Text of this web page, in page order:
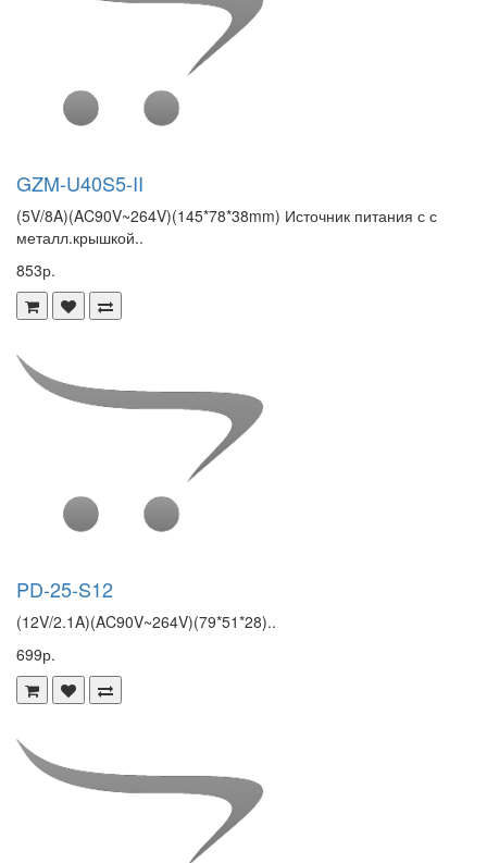
GZM-U40S5-II
(5V/8A)(AC90V~264V)(145*78*38mm) Источник питания с с
металл.крышкой..
853р.
PD-25-S12
(12V/2.1A)(AC90V~264V)(79*51*28)..
699р.